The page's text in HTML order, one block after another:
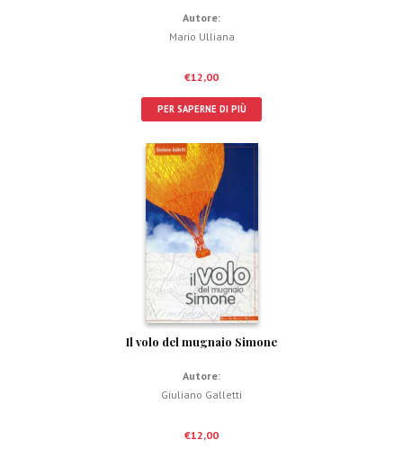
Autore:
Mario Ulliana
€12,00
PER SAPERNE DI PIÙ
Il volo del mugnaio Simone
Autore:
Giuliano Galletti
€12,00